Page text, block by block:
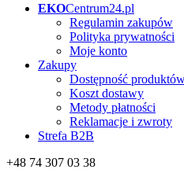
EKOCentrum24.pl
Regulamin zakupów
Polityka prywatności
Moje konto
Zakupy
Dostępność
Koszt dostawy
Metody płatności
Reklamacje i zwroty
Strefa B2B
+48 74 307 03 38